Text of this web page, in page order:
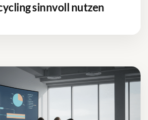
sinnvoll nutzen